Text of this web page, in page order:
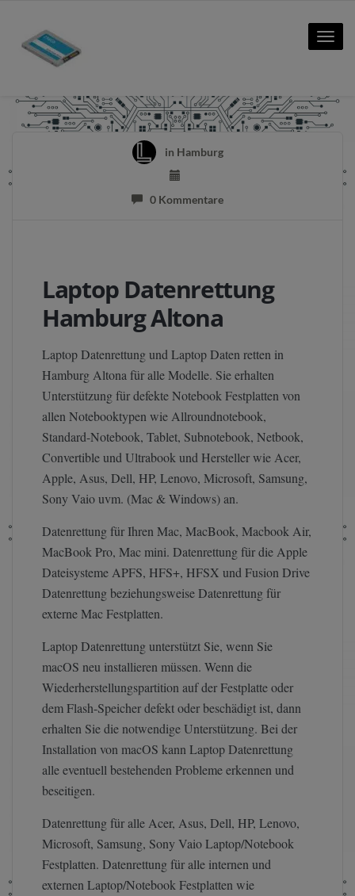
Toggle
in Hamburg
0 Kommentare
Laptop Datenrettung
Hamburg Altona
Laptop Datenrettung und Laptop Daten retten in
Hamburg Altona für alle Modelle. Sie erhalten
Unterstützung für defekte Notebook Festplatten von
allen Notebooktypen wie Allroundnotebook,
Standard-Notebook, Tablet, Subnotebook, Netbook,
Convertible und Ultrabook und Hersteller wie Acer,
Apple, Asus, Dell, HP, Lenovo, Microsoft, Samsung,
Sony Vaio uvm. (Mac & Windows) an.
Datenrettung für Ihren Mac, MacBook, Macbook Air,
MacBook Pro, Mac mini. Datenrettung für die Apple
Dateisysteme APFS, HFS+, HFSX und Fusion Drive
Datenrettung beziehungsweise Datenrettung für
externe Mac Festplatten.
Laptop Datenrettung unterstützt Sie, wenn Sie
macOS neu installieren müssen. Wenn die
Wiederherstellungspartition auf der Festplatte oder
dem Flash-Speicher defekt oder beschädigt ist, dann
erhalten Sie die notwendige Unterstützung. Bei der
Installation von macOS kann Laptop Datenrettung
alle eventuell bestehenden Probleme erkennen und
beseitigen.
Datenrettung für alle Acer, Asus, Dell, HP, Lenovo,
Microsoft, Samsung, Sony Vaio Laptop/Notebook
Festplatten. Datenrettung für alle internen und
externen Laptop/Notebook Festplatten wie